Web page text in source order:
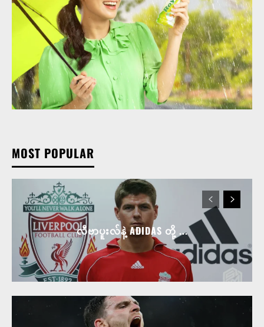
MOST POPULAR
လီဗာပူးလ်နဲ့ ADIDAS တို့ ...